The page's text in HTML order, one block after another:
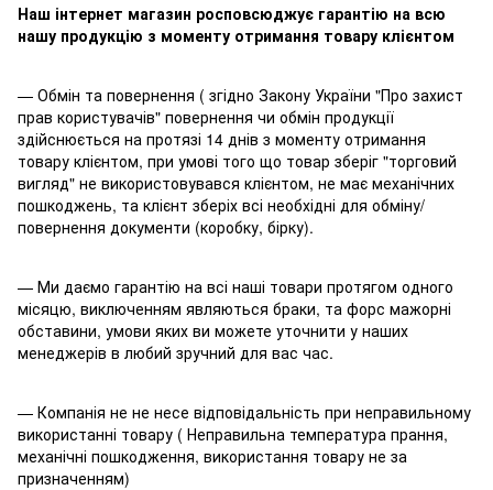
Наш інтернет магазин росповсюджує гарантію на всю
нашу продукцію з моменту отримання товару клієнтом
— Обмін та повернення ( згідно Закону України "Про захист
прав користувачів" повернення чи обмін продукції
здійснюється на протязі 14 днів з моменту отримання
товару клієнтом, при умові того що товар зберіг "торговий
вигляд" не використовувався клієнтом, не має механічних
пошкоджень, та клієнт зберіх всі необхідні для обміну/
повернення документи (коробку, бірку).
— Ми даємо гарантію на всі наші товари протягом одного
місяцю, виключенням являються браки, та форс мажорні
обставини, умови яких ви можете уточнити у наших
менеджерів в любий зручний для вас час.
— Компанія не не несе відповідальність при неправильному
використанні товару ( Неправильна температура прання,
механічні пошкодження, використання товару не за
призначенням)